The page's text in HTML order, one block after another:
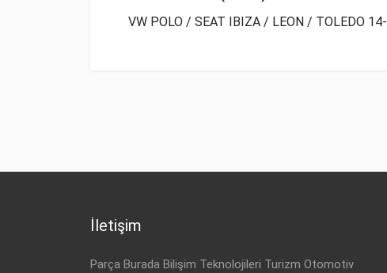
VW POLO / SEAT IBIZA / LEON / TOLEDO 14-
İletişim
Parça Burada Bilişim Teknolojileri Turizm Otomotiv